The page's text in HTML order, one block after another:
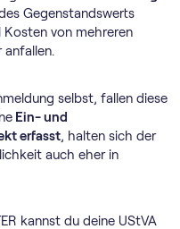
Gegenstandswerts
Kosten von mehreren
anfallen.
selbst, fallen diese
Ein- und
erfasst, halten sich der
auch eher in
kannst du deine UStVA